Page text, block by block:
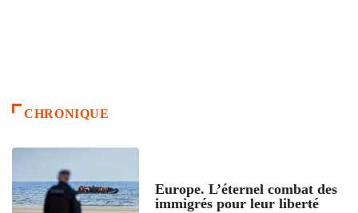
CHRONIQUE
Europe. L’éternel combat des
immigrés pour leur liberté